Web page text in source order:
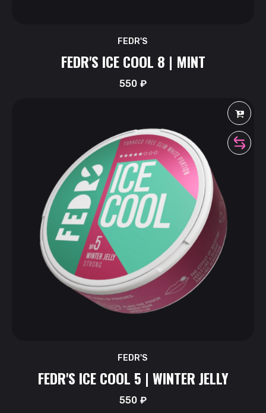
FEDR'S
FEDR'S ICE COOL 8 | MINT
550₽
FEDR'S
FEDR'S ICE COOL 5 | WINTER JELLY
550₽